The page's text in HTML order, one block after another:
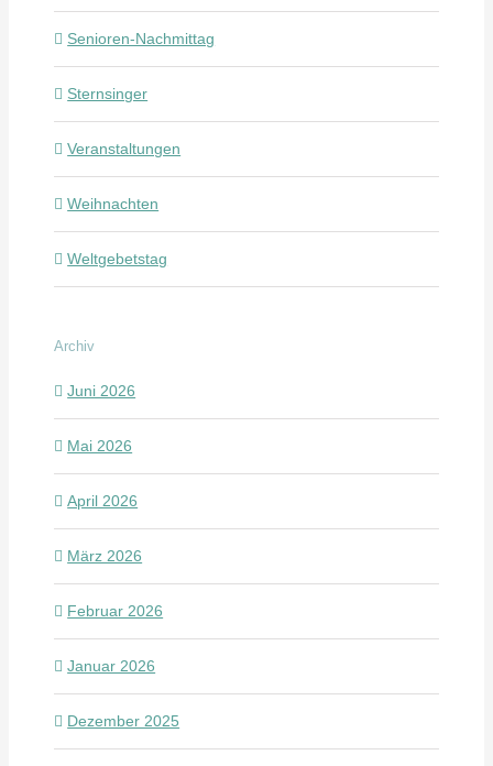
Senioren-Nachmittag
Sternsinger
Veranstaltungen
Weihnachten
Weltgebetstag
Archiv
Juni 2026
Mai 2026
April 2026
März 2026
Februar 2026
Januar 2026
Dezember 2025